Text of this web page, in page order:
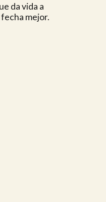
da vida a
mejor.